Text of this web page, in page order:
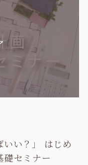
いい？」 はじめ
礎セミナー